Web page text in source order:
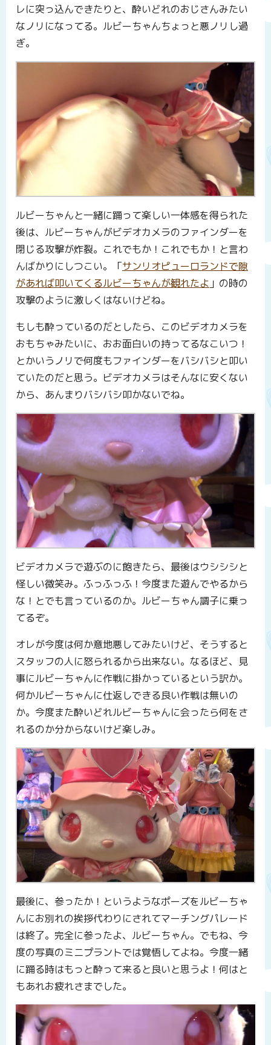
レに突っ込んできたりと、酔いどれのおじさんみたい
なノリになってる。ルビーちゃんちょっと悪ノリし過
ぎ。
ルビーちゃんと一緒に踊って楽しい一体感を得られた
後は、ルビーちゃんがビデオカメラのファインダーを
閉じる攻撃が炸裂。これでもか！これでもか！と言わ
んばかりにしつこい。「サンリオピューロランドで隙
があれば叩いてくるルビーちゃんが観れたよ 」の時の
攻撃のように激しくはないけどね。
もしも酔っているのだとしたら、このビデオカメラを
おもちゃみたいに、おお面白いの持ってるなこいつ！
とかいうノリで何度もファインダーをバシバシと叩い
ていたのだと思う。ビデオカメラはそんなに安くない
から、あんまりバシバシ叩かないでね。
ビデオカメラで遊ぶのに飽きたら、最後はウシシシと
怪しい微笑み。ふっふっふ！今度また遊んでやるから
な！とでも言っているのか。ルビーちゃん調子に乗っ
てるぞ。
オレが今度は何か意地悪してみたいけど、そうすると
スタッフの人に怒られるから出来ない。なるほど、見
事にルビーちゃんに作戦に掛かっているという訳か。
何かルビーちゃんに仕返しできる良い作戦は無いの
か。今度また酔いどれルビーちゃんに会ったら何をさ
れるのか分からないけど楽しみ。
最後に、参ったか！というようなポーズをルビーちゃ
んにお別れの挨拶代わりにされてマーチングパレード
は終了。完全に参ったよ、ルビーちゃん。でもね、今
度の写真のミニプラントでは覚悟してよね。今度一緒
に踊る時はもっと酔って来ると良いと思うよ！何はと
もあれお疲れさまでした。